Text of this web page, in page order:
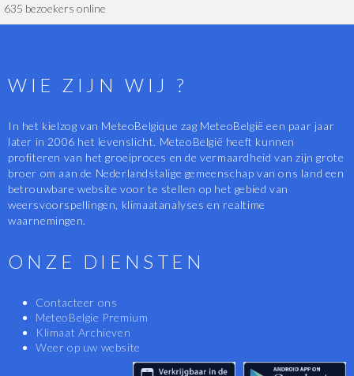
635 bezoekers online
WIE ZIJN WIJ ?
In het kielzog van MeteoBelgique zag MeteoBelgië een paar jaar
later in 2006 het levenslicht. MeteoBelgië heeft kunnen
profiteren van het groeiproces en de vermaardheid van zijn grote
broer om aan de Nederlandstalige gemeenschap van ons land een
betrouwbare website voor te stellen op het gebied van
weersvoorspellingen, klimaatanalyses en realtime
waarnemingen.
ONZE DIENSTEN
Contacteer ons
MeteoBelgie Premium
Klimaat Archieven
Weer op uw website